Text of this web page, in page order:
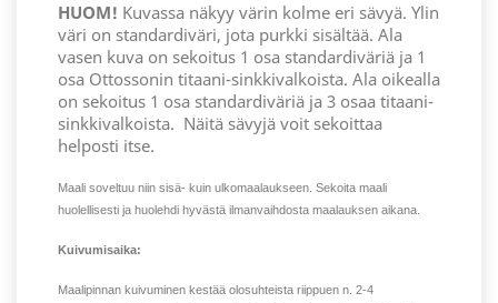
HUOM! Kuvassa näkyy värin kolme eri sävyä. Ylin
väri on standardiväri, jota purkki sisältää. Ala
vasen kuva on sekoitus 1 osa standardiväriä ja 1
osa Ottossonin titaani-sinkkivalkoista. Ala oikealla
on sekoitus 1 osa standardiväriä ja 3 osaa titaani-
sinkkivalkoista. Näitä sävyjä voit sekoittaa
helposti itse.
Maali soveltuu niin sisä- kuin ulkomaalaukseen. Sekoita maali
huolellisesti ja huolehdi hyvästä ilmanvaihdosta maalauksen aikana.
Kuivumisaika:
Maalipinnan kuivuminen kestää olosuhteista riippuen n. 2-4